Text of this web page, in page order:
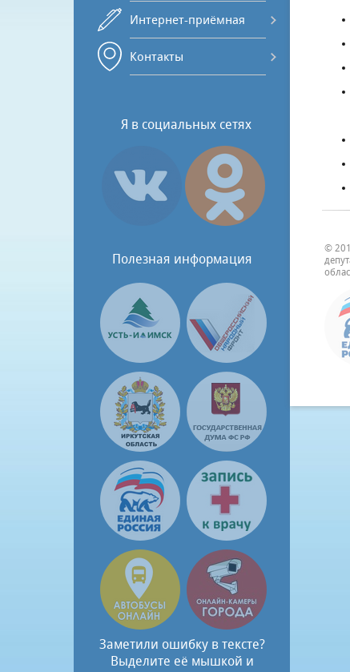
Интернет-приёмная
Контакты
Я в социальных сетях
Полезная информация
Заметили ошибку в тексте?
Выделите её мышкой и
©